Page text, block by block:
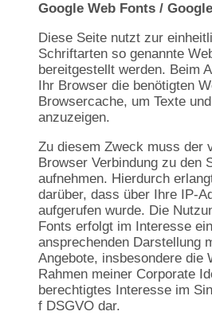
Google Web Fonts /
Diese Seite nutzt zur
Schriftarten so genannte
bereitgestellt werden. Beim
Ihr Browser die benötigten
Browsercache, um Texte
anzuzeigen.
Zu diesem Zweck muss der
Browser Verbindung zu den
aufnehmen. Hierdurch
darüber, dass über Ihre IP-
aufgerufen wurde. Die
Fonts erfolgt im Interesse
ansprechenden Darstellung
Angebote, insbesondere die
Rahmen meiner Corporate
berechtigtes Interesse im
f DSGVO dar.